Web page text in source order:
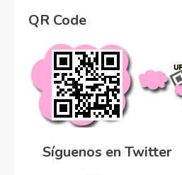
QR Code
Síguenos en Twitter